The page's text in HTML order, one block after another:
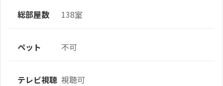
総部屋数 138室
ペット 不可
テレビ視聴 視聴可